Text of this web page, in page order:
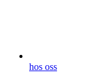
hos oss